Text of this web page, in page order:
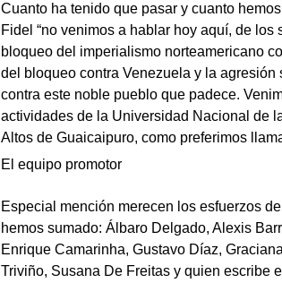
Cuanto ha tenido que pasar y cuanto
Fidel “no venimos a hablar hoy aquí, de
bloqueo del imperialismo norteamericano
del bloqueo contra Venezuela y la
contra este noble pueblo que padece.
actividades de la Universidad Nacional de
Altos de Guaicaipuro, como preferimos
El equipo promotor
Especial mención merecen los esfuerzos
hemos sumado: Álbaro Delgado, Alexis
Enrique Camarinha, Gustavo Díaz,
Triviño, Susana De Freitas y quien escribe